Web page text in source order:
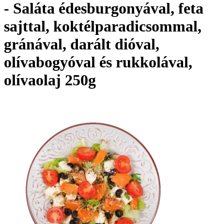
- Saláta édesburgonyával, feta
sajttal, koktélparadicsommal,
gránával, darált dióval,
olívabogyóval és rukkolával,
olívaolaj 250g